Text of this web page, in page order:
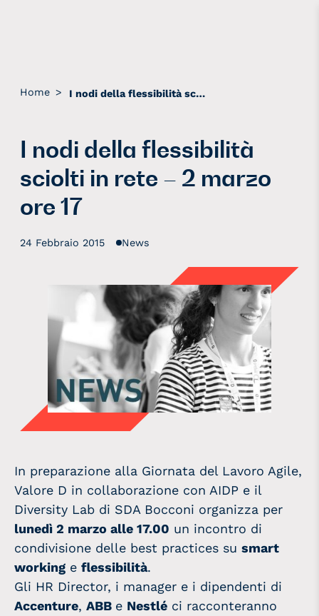
Home > I nodi della flessibilità sciolti in rete – 2 marzo ore 17
I nodi della flessibilità
sciolti in rete – 2 marzo
ore 17
24 Febbraio 2015 News
In preparazione alla Giornata del Lavoro Agile,
Valore D in collaborazione con AIDP e il
Diversity Lab di SDA Bocconi organizza per
lunedì 2 marzo alle 17.00 un incontro di
condivisione delle best practices su smart
working e flessibilità.
Gli HR Director, i manager e i dipendenti di
Accenture, ABB e Nestlé ci racconteranno